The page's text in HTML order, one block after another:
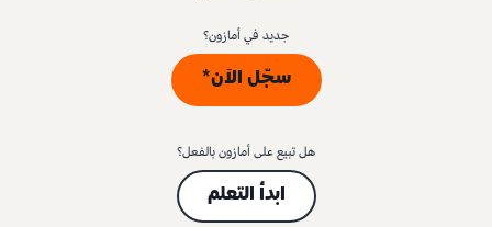
جديد في أمازون؟
سجّل الآن*
هل تبيع على أمازون بالفعل؟
ابدأ التعلم